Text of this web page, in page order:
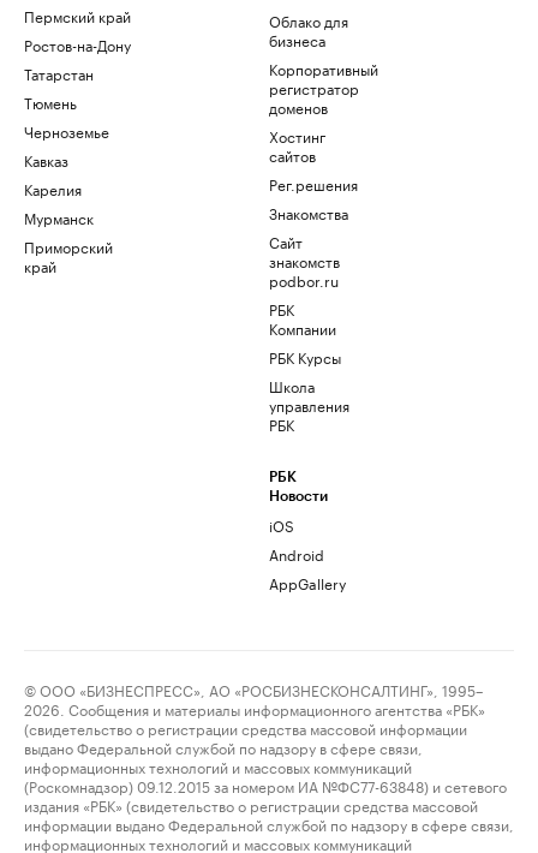
Пермский край
Ростов-на-Дону
Татарстан
Тюмень
Черноземье
Кавказ
Карелия
Мурманск
Приморский
край
Облако для
бизнеса
Корпоративный
регистратор
доменов
Хостинг
сайтов
Рег.решения
Знакомства
Сайт
знакомств
podbor.ru
РБК
Компании
РБК Курсы
Школа
управления
РБК
РБК
Новости
iOS
Android
AppGallery
© ООО «БИЗНЕСПРЕСС», АО «РОСБИЗНЕСКОНСАЛТИНГ», 1995–
2026. Сообщения и материалы информационного агентства «РБК»
(свидетельство о регистрации средства массовой информации
выдано Федеральной службой по надзору в сфере связи,
информационных технологий и массовых коммуникаций
(Роскомнадзор) 09.12.2015 за номером ИА №ФС77-63848) и сетевого
издания «РБК» (свидетельство о регистрации средства массовой
информации выдано Федеральной службой по надзору в сфере связи,
информационных технологий и массовых коммуникаций